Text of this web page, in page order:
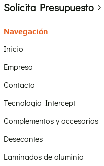
Existen diversos
cumplir con
ventajas específicas
uso.
En este artículo,
cada tipo de bolsa,
opción según tus
Solicita Presupuesto
Navegación
Inicio
Empresa
Contacto
Tecnología Intercept
Complementos y accesorios
Desecantes
Laminados de aluminio